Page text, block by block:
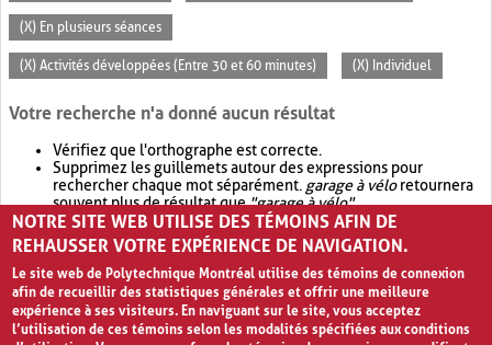
(X) En plusieurs séances
(X) Activités développées (Entre 30 et 60 minutes) (X) Individuel
Votre recherche n'a donné aucun résultat
Vérifiez que l'orthographe est correcte.
Supprimez les guillemets autour des expressions pour
rechercher chaque mot séparément. garage à véloretournera
souvent plus de résultat que"garage à vélo".
Envisagez d'élargir votre recherche avec OR.garage OR vélo
retournera souvent plus de résultat quegarage à vélo
NOTRE SITE WEB UTILISE DES TÉMOINS AFIN DE
REHAUSSER VOTRE EXPÉRIENCE DE NAVIGATION.
Le site web de Polytechnique Montréal utilise des témoins de connexion
afin de recueillir des statistiques générales et offrir une meilleure
expérience à ses visiteurs. En naviguant sur le site, vous acceptez
l’utilisation de ces témoins selon les modalités spécifiées aux conditions